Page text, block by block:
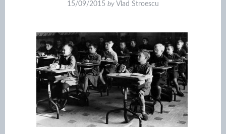
15/09/2015 by Vlad Stroescu